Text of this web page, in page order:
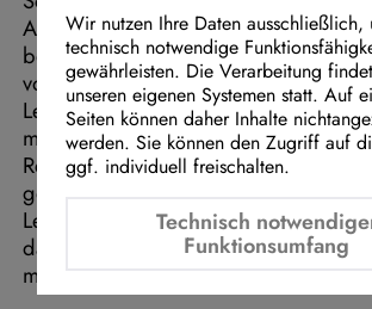
Asylbewerberleistungsgesetzes
beschlossen. Diese beinhaltet, dass
von der Art der Unterbringung die
Leistungserbringung auch in Form
möglich wird. Damit wird eine
Rechtsgrundlage zur Einführung von
geschaffen. So sollen
Leistungsberechtigte eingeschränkt
damit der Verwaltungsaufwand bei
minimiert werden.
Wir nutzen Ihre Daten ausschließlich,
technisch notwendige
gewährleisten. Die Verarbeitung
unseren eigenen Systemen statt. Auf
Seiten können daher Inhalte
werden. Sie können den Zugriff auf
ggf. individuell freischalten.
Technisch
Funktionsumfang